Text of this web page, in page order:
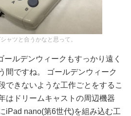
ャツと合うかなと思って。
ルデンウィークもすっかり遠く
間ですね。 ゴールデンウィーク
できないような工作ごとをするこ
はドリームキャストの周辺機器
iPad nano(第6世代)を組み込む工